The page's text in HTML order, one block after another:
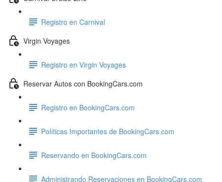
Registro en Carnival
Virgin Voyages
Registro en Virgin Voyages
Reservar Autos con BookingCars.com
Registro en BookingCars.com
Políticas Importantes de BookingCars.com
Reservando en BookingCars.com
Administrando Reservaciones en BookingCars.com